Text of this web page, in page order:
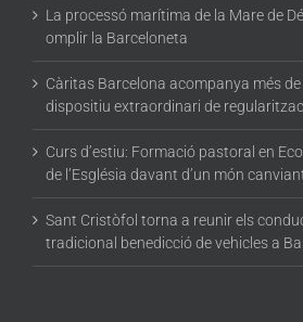
La processó marítima de la Mare de
omplir la Barceloneta
Càritas Barcelona acompanya més de
dispositiu extraordinari de
Curs d’estiu: Formació pastoral en
de l’Església davant d’un món
Sant Cristòfol torna a reunir els
tradicional benedicció de vehicles a